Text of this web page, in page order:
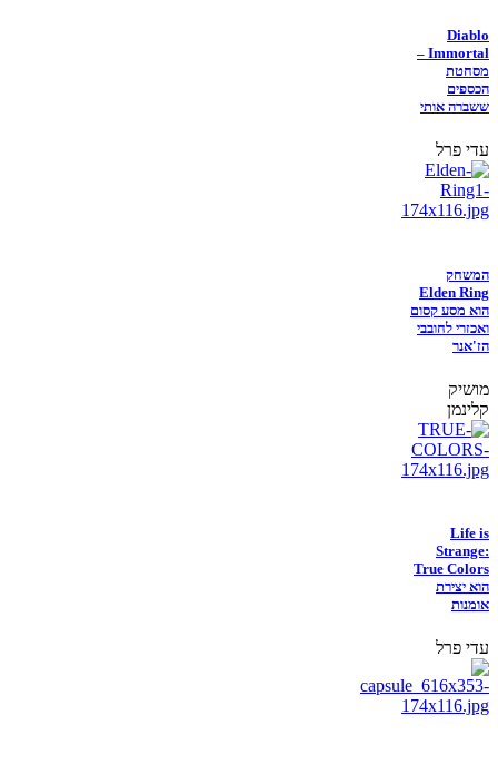
Diablo
Immortal –
מסחטת
הכספים
ששברה אותי
עדי פרל
המשחק
Elden Ring
הוא מסע קסום
ואכזרי לחובבי
הז'אנר
מושיק
קלינמן
Life is
Strange:
True Colors
הוא יצירת
אומנות
עדי פרל